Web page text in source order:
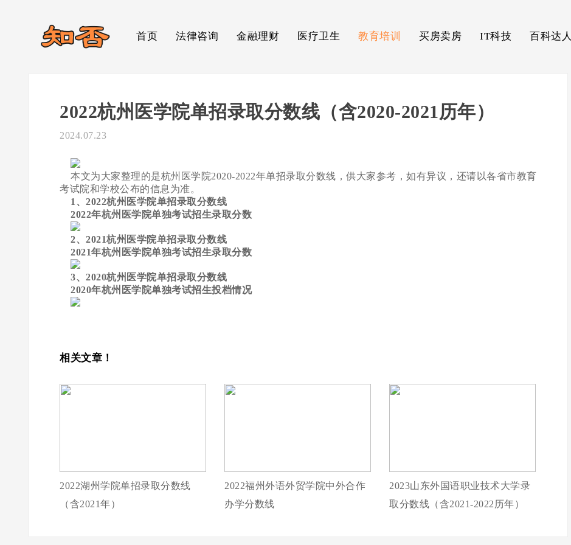
首页 法律咨询 金融理财 医疗卫生 教育培训 买房卖房 IT科技 百科达人
2022杭州医学院单招录取分数线（含2020-2021历年）
2024.07.23
本文为大家整理的是杭州医学院2020-2022年单招录取分数线，供大家参考，如有异议，还请以各省市教育
考试院和学校公布的信息为准。
1、2022杭州医学院单招录取分数线
2022年杭州医学院单独考试招生录取分数
2、2021杭州医学院单招录取分数线
2021年杭州医学院单独考试招生录取分数
3、2020杭州医学院单招录取分数线
2020年杭州医学院单独考试招生投档情况
相关文章！
2022湖州学院单招录取分数线
（含2021年）
2022福州外语外贸学院中外合作
办学分数线
2023山东外国语职业技术大学录
取分数线（含2021-2022历年）